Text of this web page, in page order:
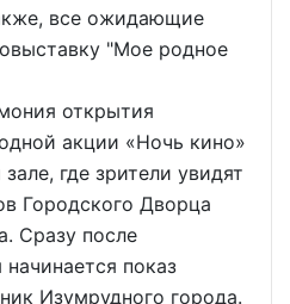
все ожидающие
"Мое родное
открытия
акции «Ночь кино»
где зрители увидят
Городского Дворца
Сразу после
показ
Изумрудного города.